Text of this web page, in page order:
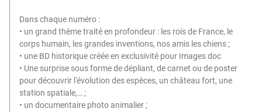
Dans chaque numéro :
• un grand thème traité en profondeur : les rois de France, le
corps humain, les grandes inventions, nos amis les chiens ;
• une BD historique créée en exclusivité pour Images doc
• Une surprise sous forme de dépliant, de carnet ou de poster
pour découvrir l'évolution des espèces, un château fort, une
station spatiale,… ;
• un documentaire photo animalier ;